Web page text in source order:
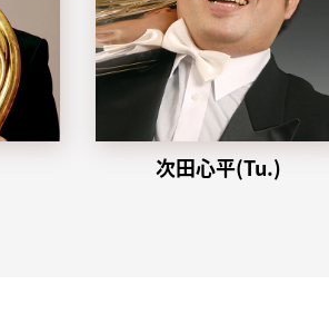
次田心平(Tu.)